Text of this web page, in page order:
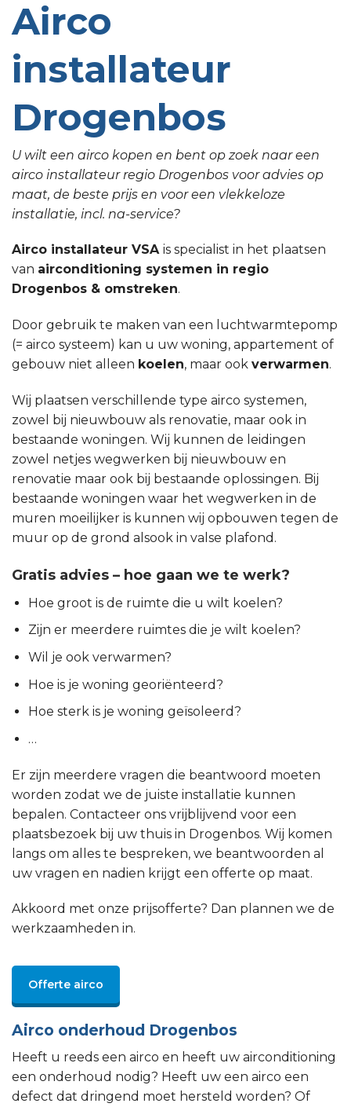
Airco
installateur
Drogenbos
U wilt een airco kopen en bent op zoek naar een
airco installateur regio Drogenbos voor advies op
maat, de beste prijs en voor een vlekkeloze
installatie, incl. na-service?
Airco installateur VSA is specialist in het plaatsen
van airconditioning systemen in regio
Drogenbos & omstreken.
Door gebruik te maken van een luchtwarmtepomp
(= airco systeem) kan u uw woning, appartement of
gebouw niet alleen koelen, maar ook verwarmen.
Wij plaatsen verschillende type airco systemen,
zowel bij nieuwbouw als renovatie, maar ook in
bestaande woningen. Wij kunnen de leidingen
zowel netjes wegwerken bij nieuwbouw en
renovatie maar ook bij bestaande oplossingen. Bij
bestaande woningen waar het wegwerken in de
muren moeilijker is kunnen wij opbouwen tegen de
muur op de grond alsook in valse plafond.
Gratis advies – hoe gaan we te werk?
Hoe groot is de ruimte die u wilt koelen?
Zijn er meerdere ruimtes die je wilt koelen?
Wil je ook verwarmen?
Hoe is je woning georiënteerd?
Hoe sterk is je woning geïsoleerd?
…
Er zijn meerdere vragen die beantwoord moeten
worden zodat we de juiste installatie kunnen
bepalen. Contacteer ons vrijblijvend voor een
plaatsbezoek bij uw thuis in Drogenbos. Wij komen
langs om alles te bespreken, we beantwoorden al
uw vragen en nadien krijgt een offerte op maat.
Akkoord met onze prijsofferte? Dan plannen we de
werkzaamheden in.
Offerte airco
Airco onderhoud Drogenbos
Heeft u reeds een airco en heeft uw airconditioning
een onderhoud nodig? Heeft uw een airco een
defect dat dringend moet hersteld worden? Of